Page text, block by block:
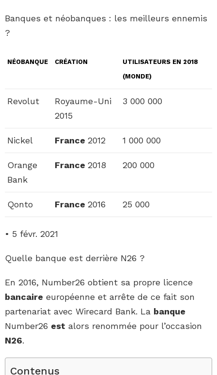
Banques et néobanques : les meilleurs ennemis
?
NÉOBANQUE CRÉATION
UTILISATEURS EN 2018
(MONDE)
Revolut
Royaume-Uni
2015
3 000 000
Nickel France 2012 1 000 000
Orange
Bank
France 2018 200 000
Qonto France 2016 25 000
• 5 févr. 2021
Quelle banque est derrière N26 ?
En 2016, Number26 obtient sa propre licence
bancaire européenne et arrête de ce fait son
partenariat avec Wirecard Bank. La banque
Number26 est alors renommée pour l’occasion
N26.
Contenus